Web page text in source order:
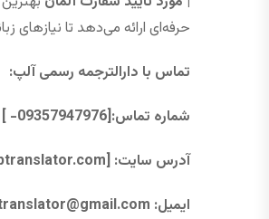
حرفه‌ای ارائه می‌دهد تا نیازهای
تماس با دارالترجمه رسمی آلپ:
شماره تماس:[09357947976- ]
آدرس سایت: [alptranslator.com]
ایمیل: @gmail.com